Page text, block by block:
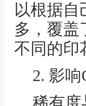
以根据
多，覆盖
不同的印
2. 影